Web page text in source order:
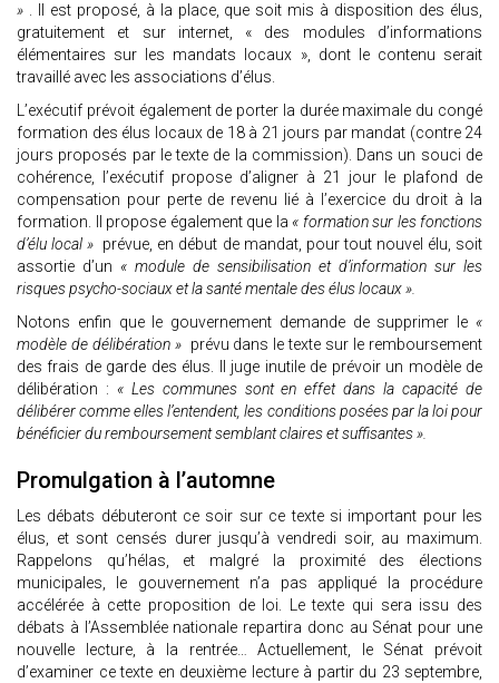
» . Il est proposé, à la place, que soit mis à disposition des élus,
gratuitement et sur internet, « des modules d’informations
élémentaires sur les mandats locaux », dont le contenu serait
travaillé avec les associations d’élus.
L’exécutif prévoit également de porter la durée maximale du congé
formation des élus locaux de 18 à 21 jours par mandat (contre 24
jours proposés par le texte de la commission). Dans un souci de
cohérence, l’exécutif propose d’aligner à 21 jour le plafond de
compensation pour perte de revenu lié à l’exercice du droit à la
formation. Il propose également que la « formation sur les fonctions
d’élu local » prévue, en début de mandat, pour tout nouvel élu, soit
assortie d’un « module de sensibilisation et d’information sur les
risques psycho-sociaux et la santé mentale des élus locaux ».
Notons enfin que le gouvernement demande de supprimer le «
modèle de délibération » prévu dans le texte sur le remboursement
des frais de garde des élus. Il juge inutile de prévoir un modèle de
délibération : « Les communes sont en effet dans la capacité de
délibérer comme elles l’entendent, les conditions posées par la loi pour
bénéficier du remboursement semblant claires et suffisantes ».
Promulgation à l’automne
Les débats débuteront ce soir sur ce texte si important pour les
élus, et sont censés durer jusqu’à vendredi soir, au maximum.
Rappelons qu’hélas, et malgré la proximité des élections
municipales, le gouvernement n’a pas appliqué la procédure
accélérée à cette proposition de loi. Le texte qui sera issu des
débats à l’Assemblée nationale repartira donc au Sénat pour une
nouvelle lecture, à la rentrée… Actuellement, le Sénat prévoit
d’examiner ce texte en deuxième lecture à partir du 23 septembre,